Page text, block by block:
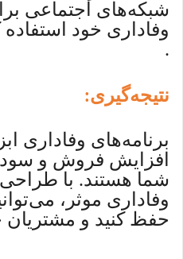
شبکه‌های اجتماعی
وفاداری خود استفاده
.
نتیجه‌گیری:
برنامه‌های وفاداری
افزایش فروش و
شما هستند. با
وفاداری موثر،
حفظ کنید و